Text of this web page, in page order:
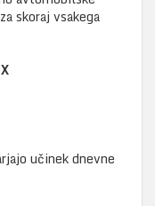
skoraj vsakega
učinek dnevne